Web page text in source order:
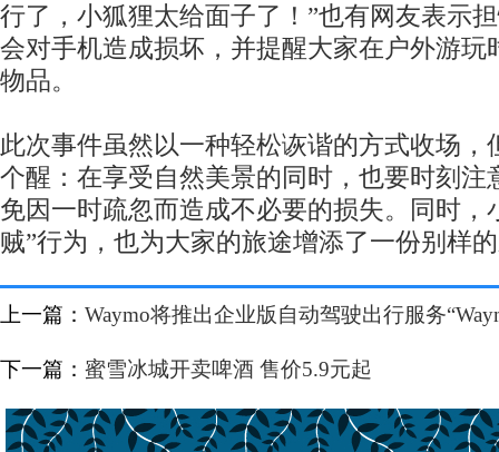
行了，小狐狸太给面子了！”也有网友表示
会对手机造成损坏，并提醒大家在户外游玩
物品。
此次事件虽然以一种轻松诙谐的方式收场，
个醒：在享受自然美景的同时，也要时刻注
免因一时疏忽而造成不必要的损失。同时，
贼”行为，也为大家的旅途增添了一份别样
上一篇： Waymo将推出企业版自动驾驶出行服务
下一篇： 蜜雪冰城开卖啤酒 售价5.9元起